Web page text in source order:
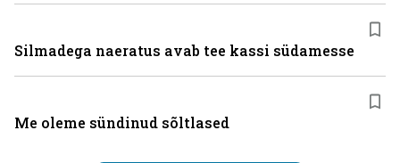
Silmadega naeratus avab tee kassi südamesse
Me oleme sündinud sõltlased